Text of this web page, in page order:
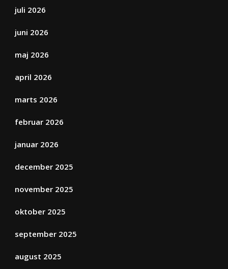
juli 2026
juni 2026
maj 2026
april 2026
marts 2026
februar 2026
januar 2026
december 2025
november 2025
oktober 2025
september 2025
august 2025